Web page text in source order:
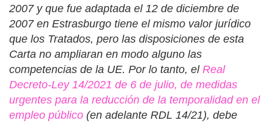
2007 y que fue adaptada el 12 de diciembre de
2007 en Estrasburgo tiene el mismo valor jurídico
que los Tratados, pero las disposiciones de esta
Carta no ampliaran en modo alguno las
competencias de la UE. Por lo tanto, el Real
Decreto-Ley 14/2021 de 6 de julio, de medidas
urgentes para la reducción de la temporalidad en el
empleo público (en adelante RDL 14/21), debe